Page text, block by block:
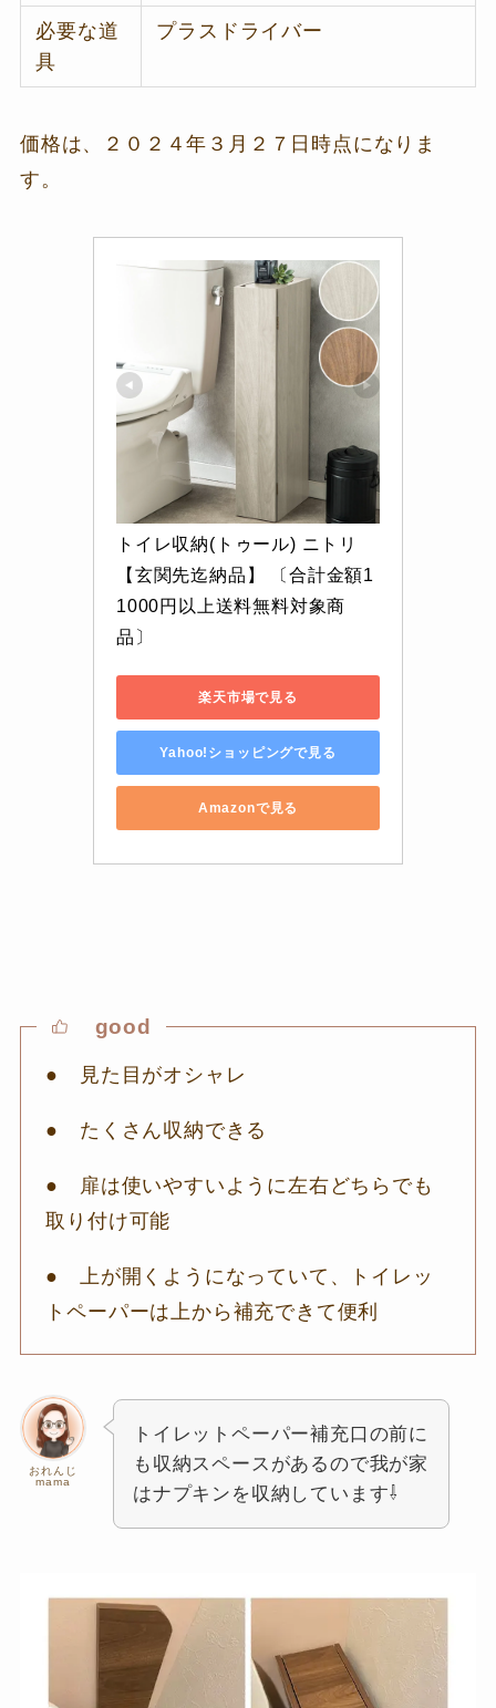
必要な道
具
プラスドライバー
価格は、２０２４年３月２７日時点になりま
す。
トイレ収納(トゥール) ニトリ
【玄関先迄納品】 〔合計金額1
1000円以上送料無料対象商
品〕
楽天市場で見る
Yahoo!ショッピングで見る
Amazonで見る
good
● 見た目がオシャレ
● たくさん収納できる
● 扉は使いやすいように左右どちらでも
取り付け可能
● 上が開くようになっていて、トイレッ
トペーパーは上から補充できて便利
おれんじ
mama
トイレットペーパー補充口の前に
も収納スペースがあるので我が家
はナプキンを収納しています⇩